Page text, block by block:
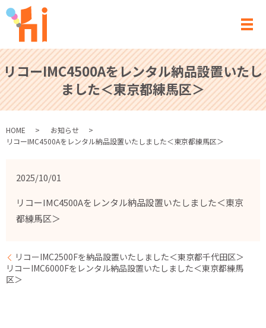
メ
リコーIMC4500Aをレンタル納品設置いたし
ました＜東京都練馬区＞
HOME
お知らせ
リコーIMC4500Aをレンタル納品設置いたしました＜東京都練馬区＞
2025/10/01
リコーIMC4500Aをレンタル納品設置いたしました＜東京
都練馬区＞
リコーIMC2500Fを納品設置いたしました＜東京都千代田区＞
リコーIMC6000Fをレンタル納品設置いたしました＜東京都練馬
区＞